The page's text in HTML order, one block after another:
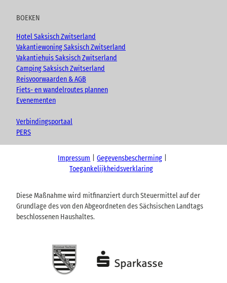
BOEKEN
Hotel Saksisch Zwitserland
Vakantiewoning Saksisch Zwitserland
Vakantiehuis Saksisch Zwitserland
Camping Saksisch Zwitserland
Reisvoorwaarden & AGB
Fiets- en wandelroutes plannen
Evenementen
Verbindingsportaal
PERS
Impressum
Gegevensbescherming
Toegankelijkheidsverklaring
Diese Maßnahme wird mitfinanziert durch Steuermittel auf der
Grundlage des von den Abgeordneten des Sächsischen Landtags
beschlossenen Haushaltes.